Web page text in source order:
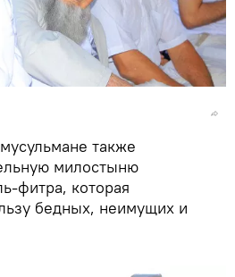
также
милостыню
фитра, которая
бедных, неимущих и